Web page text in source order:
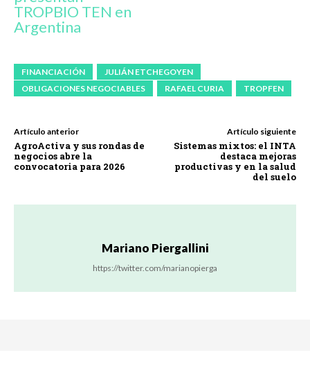
TROPBIO TEN en
Argentina
FINANCIACIÓN
JULIÁN ETCHEGOYEN
OBLIGACIONES NEGOCIABLES
RAFAEL CURIA TROPFEN
Artículo anterior
AgroActiva y sus rondas de
negocios abre la
convocatoria para 2026
Artículo siguiente
Sistemas mixtos: el INTA
destaca mejoras
productivas y en la salud
del suelo
Mariano Piergallini
https://twitter.com/marianopierga